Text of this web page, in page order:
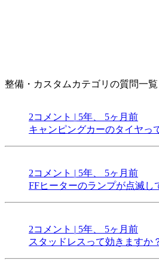
整備・カスタムカテゴリの質問一覧
2コメント | 5年、 5ヶ月前
キャンピングカーのタイヤっ
2コメント | 5年、 5ヶ月前
FFヒーターのランプが点滅し
2コメント | 5年、 5ヶ月前
スタッドレスって効きますか